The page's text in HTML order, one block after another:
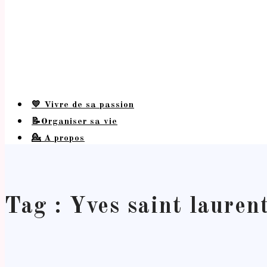
💛 Vivre de sa passion
📝Organiser sa vie
💁 A propos
Tag : Yves saint